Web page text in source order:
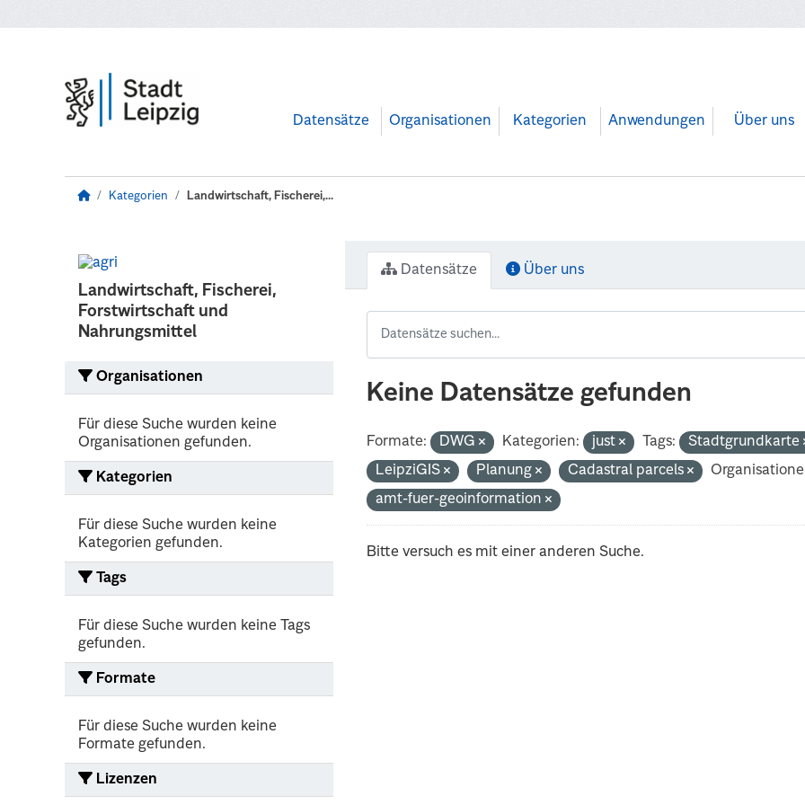
Datensätze Organisationen Kategorien Anwendungen Über uns
Kategorien Landwirtschaft, Fischerei,...
Landwirtschaft, Fischerei,
Forstwirtschaft und
Nahrungsmittel
Organisationen
Für diese Suche wurden keine
Organisationen gefunden.
Kategorien
Für diese Suche wurden keine
Kategorien gefunden.
Tags
Für diese Suche wurden keine Tags
gefunden.
Formate
Für diese Suche wurden keine
Formate gefunden.
Lizenzen
Datensätze Über uns
Keine Datensätze gefunden
Formate: DWG Kategorien: just Tags:
Stadtgrundkarte
LeipziGIS
Planung Cadastral parcels
amt-fuer-geoinformation
Bitte versuch es mit einer anderen Suche.